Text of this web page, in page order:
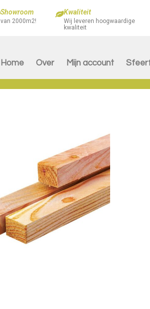
Showroom
van 2000m2!
Kwaliteit
Wij leveren hoogwaardige
kwaliteit
Home Over Mijn account